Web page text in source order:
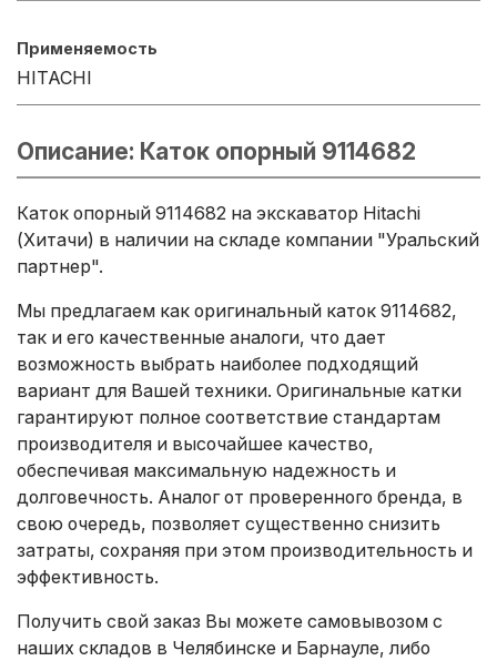
Применяемость
HITACHI
Описание: Каток опорный 9114682
Каток опорный 9114682 на экскаватор Hitachi
(Хитачи) в наличии на складе компании "Уральский
партнер".
Мы предлагаем как оригинальный каток 9114682,
так и его качественные аналоги, что дает
возможность выбрать наиболее подходящий
вариант для Вашей техники. Оригинальные катки
гарантируют полное соответствие стандартам
производителя и высочайшее качество,
обеспечивая максимальную надежность и
долговечность. Аналог от проверенного бренда, в
свою очередь, позволяет существенно снизить
затраты, сохраняя при этом производительность и
эффективность.
Получить свой заказ Вы можете самовывозом с
наших складов в Челябинске и Барнауле, либо